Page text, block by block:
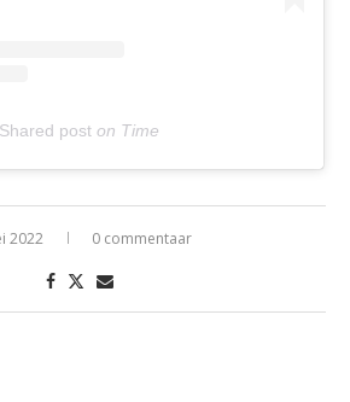
Shared post on Time
2022 0 commentaar